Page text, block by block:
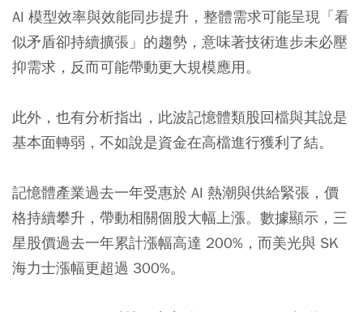
AI 模型效率與效能同步提升，整體需求可能呈現「看
似矛盾卻持續擴張」的趨勢，意味著技術進步未必壓
抑需求，反而可能帶動更大規模應用。
此外，也有分析指出，此波記憶體類股回檔與其說是
基本面轉弱，不如說是資金在高檔進行獲利了結。
記憶體產業過去一年受惠於 AI 熱潮與供給緊張，價
格持續攀升，帶動相關個股大幅上漲。數據顯示，三
星股價過去一年累計漲幅高達 200%，而美光與 SK
海力士漲幅更超過 300%。